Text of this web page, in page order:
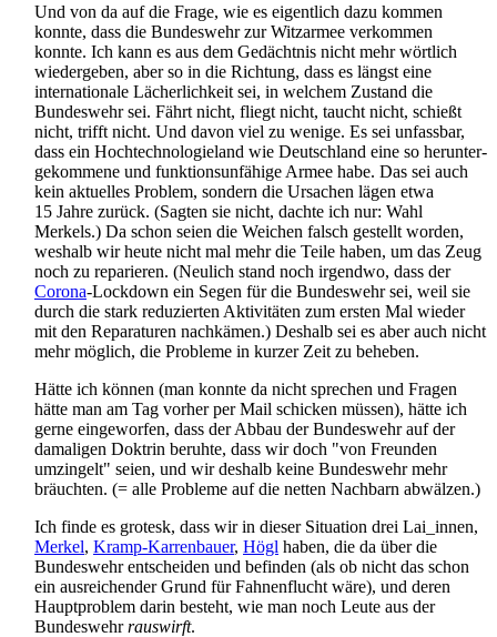
Und von da auf die Frage, wie es eigentlich dazu kommen
konnte, dass die Bundeswehr zur Witzarmee verkommen
konnte. Ich kann es aus dem Gedächtnis nicht mehr wörtlich
wiedergeben, aber so in die Richtung, dass es längst eine
internationale Lächerlichkeit sei, in welchem Zustand die
Bundeswehr sei. Fährt nicht, fliegt nicht, taucht nicht, schießt
nicht, trifft nicht. Und davon viel zu wenige. Es sei unfassbar,
dass ein Hoch­technologie­land wie Deutschland eine so herunter­
gekommene und funktions­unfähige Armee habe. Das sei auch
kein aktuelles Problem, sondern die Ursachen lägen etwa
15 Jahre zurück. (Sagten sie nicht, dachte ich nur: Wahl
Merkels.) Da schon seien die Weichen falsch gestellt worden,
weshalb wir heute nicht mal mehr die Teile haben, um das Zeug
noch zu reparieren. (Neulich stand noch irgendwo, dass der
Corona-Lockdown ein Segen für die Bundeswehr sei, weil sie
durch die stark reduzierten Aktivitäten zum ersten Mal wieder
mit den Reparaturen nachkämen.) Deshalb sei es aber auch nicht
mehr möglich, die Probleme in kurzer Zeit zu beheben.
Hätte ich können (man konnte da nicht sprechen und Fragen
hätte man am Tag vorher per Mail schicken müssen), hätte ich
gerne eingeworfen, dass der Abbau der Bundeswehr auf der
damaligen Doktrin beruhte, dass wir doch "von Freunden
umzingelt" seien, und wir deshalb keine Bundeswehr mehr
bräuchten. (= alle Probleme auf die netten Nachbarn abwälzen.)
Ich finde es grotesk, dass wir in dieser Situation drei Lai_innen,
Merkel, Kramp-Karrenbauer, Högl haben, die da über die
Bundeswehr entscheiden und befinden (als ob nicht das schon
ein ausreichender Grund für Fahnen­flucht wäre), und deren
Haupt­problem darin besteht, wie man noch Leute aus der
Bundeswehrrauswirft.